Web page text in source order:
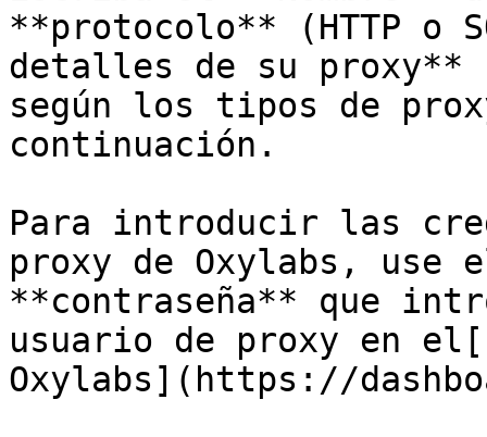
**protocolo** (HTTP o
detalles de su
según los tipos de
continuación.
Para introducir las
proxy de Oxylabs, use
**contraseña** que
usuario de proxy en
Oxylabs](https://